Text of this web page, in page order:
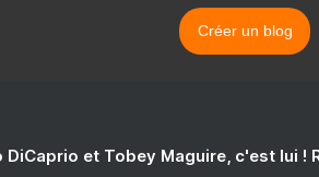
Créer un blog
DiCaprio et Tobey Maguire, c'est lui !